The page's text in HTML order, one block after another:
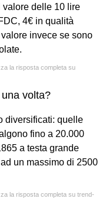
valore delle 10 lire
4€ in qualità
invece se sono
la risposta completa su
volta?
diversificati: quelle
fino a 20.000
a testa grande
un massimo di 2500
la risposta completa su trend-